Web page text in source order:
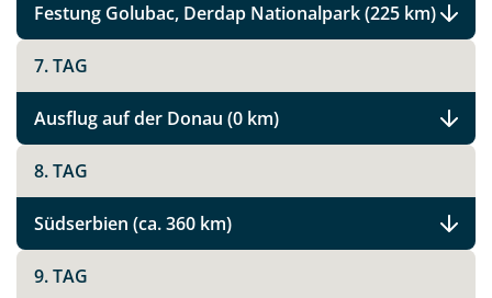
Festung Golubac, Derdap Nationalpark (225 km)
7. TAG
Ausflug auf der Donau (0 km)
8. TAG
Südserbien (ca. 360 km)
9. TAG